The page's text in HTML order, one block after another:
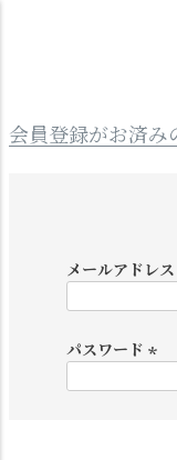
会員登録がお済み
メールアドレス
パスワード